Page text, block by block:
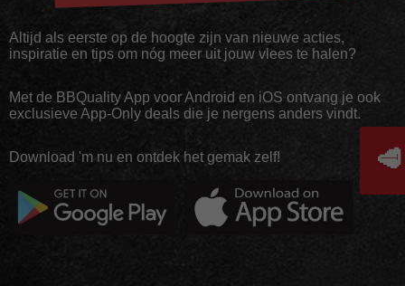
Altijd als eerste op de hoogte zijn van nieuwe acties,
inspiratie en tips om nóg meer uit jouw vlees te halen?
Met de BBQuality App voor Android en iOS ontvang je ook
exclusieve App-Only deals die je nergens anders vindt.
Download 'm nu en ontdek het gemak zelf! 🥩